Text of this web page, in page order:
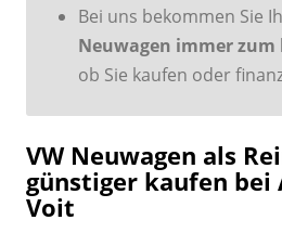
Bei uns bekommen Sie
Neuwagen immer zum
ob Sie kaufen oder
VW Neuwagen als
günstiger kaufen
Voit